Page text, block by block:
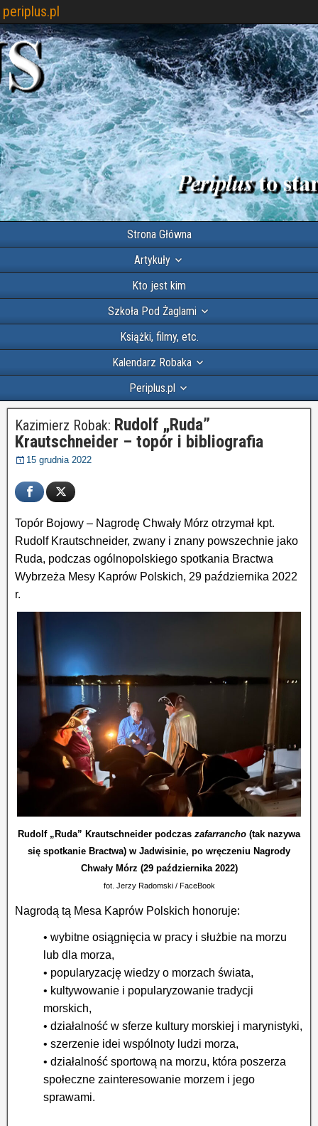
periplus.pl
Strona Główna
Artykuły
Kto jest kim
Szkoła Pod Żaglami
Książki, filmy, etc.
Kalendarz Robaka
Periplus.pl
Kazimierz Robak: Rudolf „Ruda”
Krautschneider – topór i bibliografia
15 grudnia 2022
Topór Bojowy – Nagrodę Chwały Mórz otrzymał kpt.
Rudolf Krautschneider, zwany i znany powszechnie jako
Ruda, podczas ogólnopolskiego spotkania Bractwa
Wybrzeża Mesy Kaprów Polskich, 29 października 2022
r.
Rudolf „Ruda” Krautschneider podczas zafarrancho (tak nazywa
się spotkanie Bractwa) w Jadwisinie, po wręczeniu Nagrody
Chwały Mórz (29 października 2022)
fot. Jerzy Radomski / FaceBook
Nagrodą tą Mesa Kaprów Polskich honoruje:
• wybitne osiągnięcia w pracy i służbie na morzu
lub dla morza,
• popularyzację wiedzy o morzach świata,
• kultywowanie i popularyzowanie tradycji
morskich,
• działalność w sferze kultury morskiej i marynistyki,
• szerzenie idei wspólnoty ludzi morza,
• działalność sportową na morzu, która poszerza
społeczne zainteresowanie morzem i jego
sprawami.